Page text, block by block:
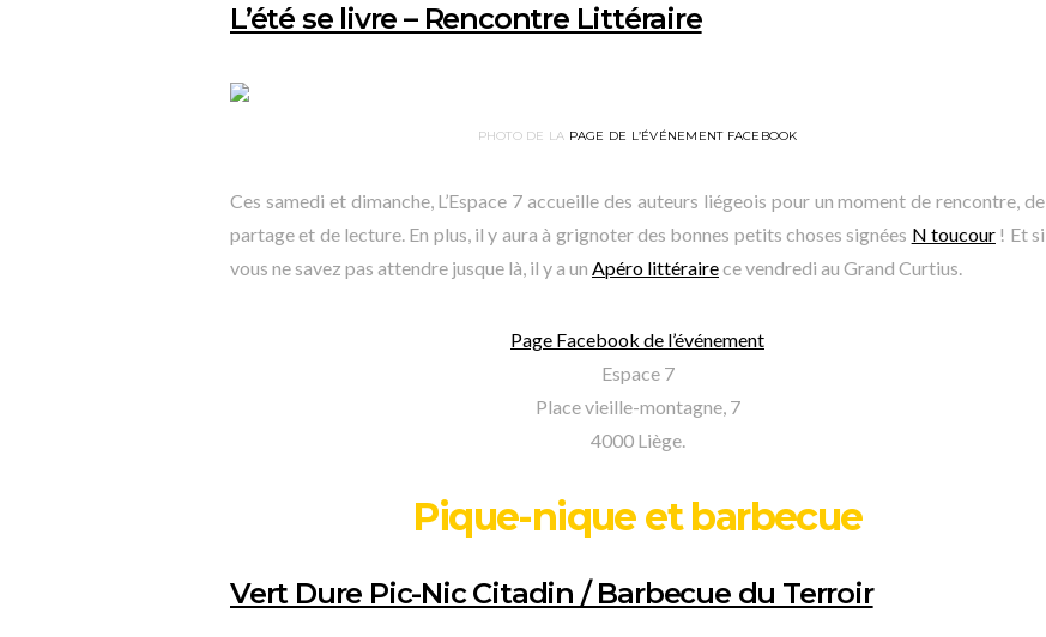
L’été se livre – Rencontre Littéraire
PHOTO DE LA PAGE DE L’ÉVÉNEMENT FACEBOOK
Ces samedi et dimanche, L’Espace 7 accueille des auteurs liégeois pour un moment de rencontre, de
partage et de lecture. En plus, il y aura à grignoter des bonnes petits choses signées N toucour! Et si
vous ne savez pas attendre jusque là, il y a un Apéro littérairece vendredi au Grand Curtius.
Page Facebook de l’événement
Espace 7
Place vieille-montagne, 7
4000 Liège.
Pique-nique et barbecue
Vert Dure Pic-Nic Citadin / Barbecue du Terroir